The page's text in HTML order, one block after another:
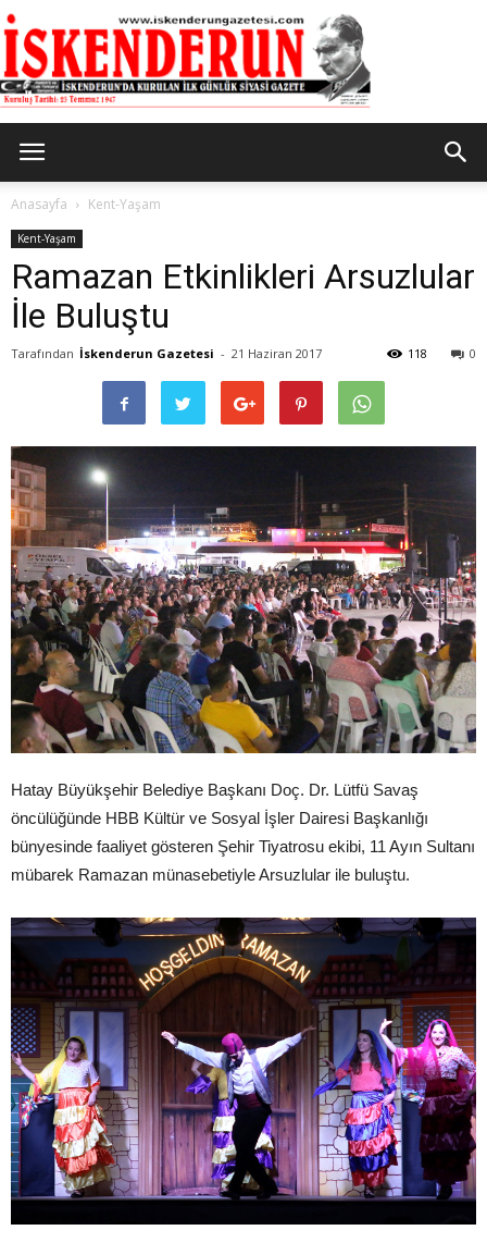
Gazetesi
Anasayfa Kent-Yaşam
Kent-Yaşam
Ramazan Etkinlikleri Arsuzlular
İle Buluştu
Tarafından İskenderun Gazetesi - 21 Haziran 2017 0
118
Hatay Büyükşehir Belediye Başkanı Doç. Dr. Lütfü Savaş
öncülüğünde HBB Kültür ve Sosyal İşler Dairesi Başkanlığı
bünyesinde faaliyet gösteren Şehir Tiyatrosu ekibi, 11 Ayın Sultanı
mübarek Ramazan münasebetiyle Arsuzlular ile buluştu.